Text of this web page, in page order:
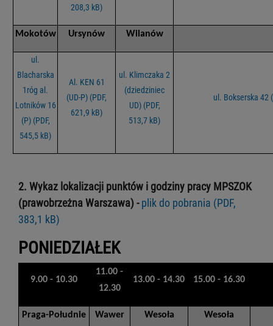
208,3 kB)
Mokotów Ursynów Wilanów
ul.
Blacharska
1róg al.
Lotników 16
(P) (PDF,
545,5 kB)
Al. KEN 61
(UD-P) (PDF,
621,9 kB)
ul. Klimczaka 2
(dziedziniec
UD) (PDF,
513,7 kB)
ul. Bokserska 42
2. Wykaz lokalizacji punktów i godziny pracy MPSZOK
(prawobrzeżna Warszawa) -plik do pobrania (PDF,
383,1 kB)
PONIEDZIAŁEK
9.00 - 10.30
11.00 -
12.30
13.00 - 14.30 15.00 - 16.30
Praga-Południe Wawer Wesoła Wesoła